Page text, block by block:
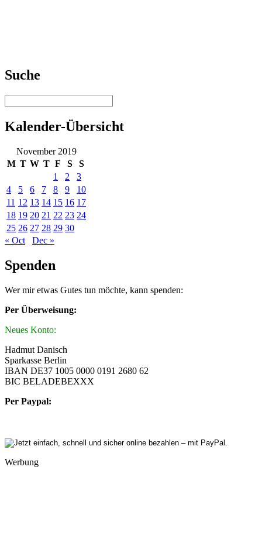
Suche
Kalender-Übersicht
November 2019
M T W T F S
S
1
2
3
4
5 6 7 8 9
10
11 12 13 14 15 16 17
18 19 20 21 22 23 24
25 26 27 28 29 30
« Oct
Dec »
Spenden
Wer mir etwas Gutes tun möchte, kann spenden:
Per Überweisung:
Neues Konto:
Hadmut Danisch
Sparkasse Berlin
IBAN DE37 1005 0000 0191 2680 62
BIC BELADEBEXXX
Per Paypal:
Werbung